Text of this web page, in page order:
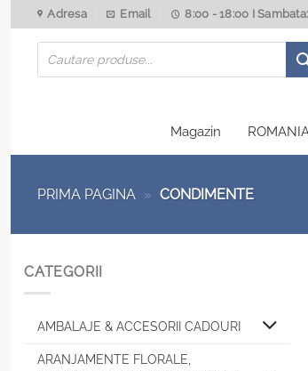
to
content
Adresa Email 8:00 - 18:00 I
Products
search
Magazin
PRIMA PAGINA » CONDIMENTE
CATEGORII
AMBALAJE & ACCESORII CADOURI
ARANJAMENTE FLORALE,